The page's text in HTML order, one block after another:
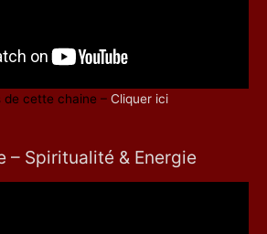
de cette chaine – Cliquer ici
– Spiritualité & Energie